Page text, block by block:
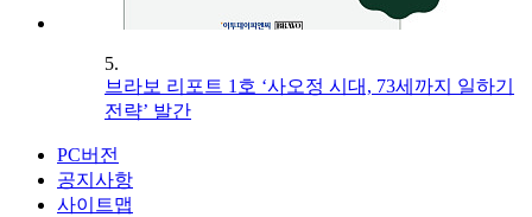
5.
브라보 리포트 1호 ‘사오정 시대, 73세까지 일하기
전략’ 발간
PC버전
공지사항
사이트맵